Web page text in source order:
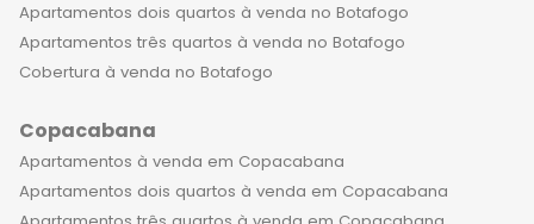
Apartamentos dois quartos à venda no Botafogo
Apartamentos três quartos à venda no Botafogo
Cobertura à venda no Botafogo
Copacabana
Apartamentos à venda em Copacabana
Apartamentos dois quartos à venda em Copacabana